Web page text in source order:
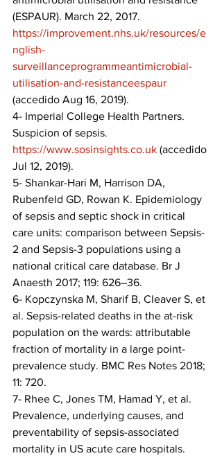
(ESPAUR). March 22, 2017.
https://improvement.nhs.uk/resources/e
nglish-
surveillanceprogrammeantimicrobial-
utilisation-and-resistanceespaur
(accedido Aug 16, 2019).
4- Imperial College Health Partners.
Suspicion of sepsis.
https://www.sosinsights.co.uk (accedido
Jul 12, 2019).
5- Shankar-Hari M, Harrison DA,
Rubenfeld GD, Rowan K. Epidemiology
of sepsis and septic shock in critical
care units: comparison between Sepsis-
2 and Sepsis-3 populations using a
national critical care database. Br J
Anaesth 2017; 119: 626–36.
6- Kopczynska M, Sharif B, Cleaver S, et
al. Sepsis-related deaths in the at-risk
population on the wards: attributable
fraction of mortality in a large point-
prevalence study. BMC Res Notes 2018;
11: 720.
7- Rhee C, Jones TM, Hamad Y, et al.
Prevalence, underlying causes, and
preventability of sepsis-associated
mortality in US acute care hospitals.